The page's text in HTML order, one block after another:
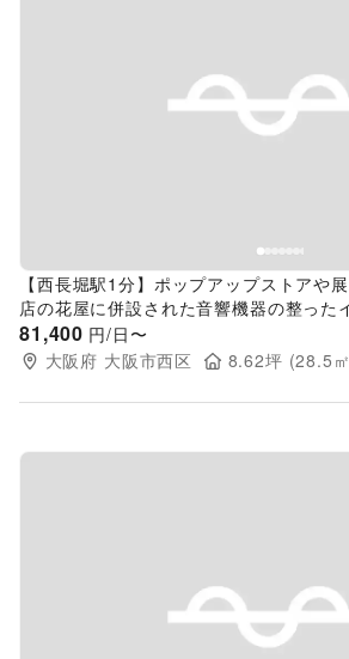
Previous slide
【西長堀駅1分】ポップアップストアや
店の花屋に併設された音響機器の整った
81,400 円/日〜
大阪府 大阪市西区 8.62坪 (28.5
Previous slide